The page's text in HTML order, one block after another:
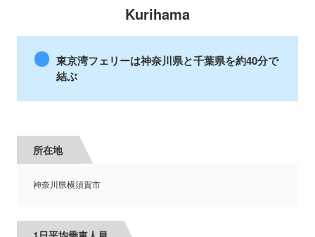
Kurihama
東京湾フェリーは神奈川県と千葉県を約40分で
結ぶ
所在地
神奈川県横須賀市